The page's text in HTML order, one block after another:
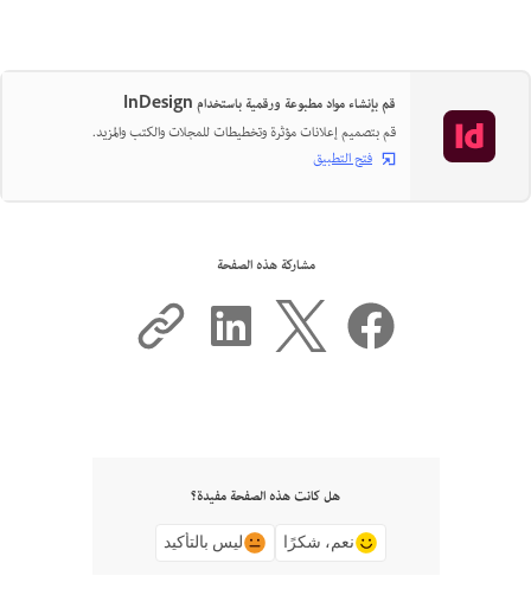
قم بإنشاء مواد مطبوعة ورقمية باستخدام InDesign
قم بتصميم إعلانات مؤثرة وتخطيطات للمجلات والكتب والمزيد.
فتح التطبيق
مشاركة هذه الصفحة
هل كانت هذه الصفحة مفيدة؟
نعم، شكرًا ليس بالتأكيد